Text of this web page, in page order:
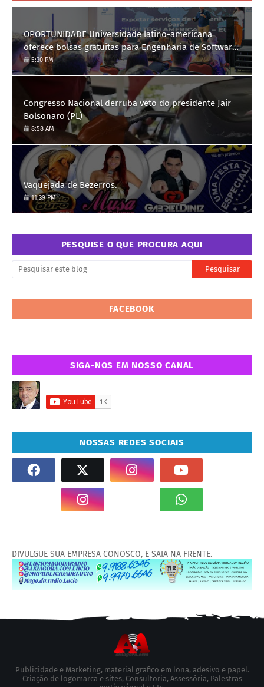
OPORTUNIDADE Universidade latino-americana
oferece bolsas gratuitas para Engenharia de Software;
saiba como se candidatar
5:30 PM
Congresso Nacional derruba veto do presidente Jair
Bolsonaro (PL)
8:58 AM
Vaquejada de Bezerros.
11:39 PM
PESQUISE O QUE PROCURA AQUI
FACEBOOK
SIGA-NOS EM NOSSO CANAL
NOSSAS REDES SOCIAIS
DIVULGUE SUA EMPRESA CONOSCO, E SAIA NA FRENTE.
Publicidade e Marketing, material grafico em lona, adesivo e papel.
Criação de logomarca e sites, Consultoria, Assessória, Palestras